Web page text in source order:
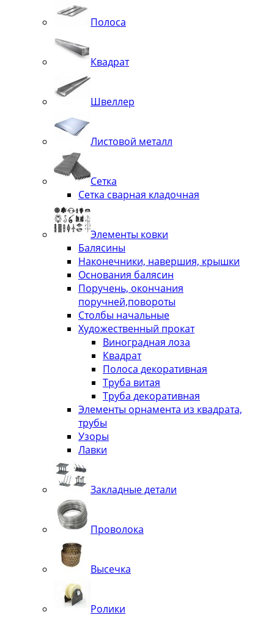
Полоса
Квадрат
Швеллер
Листовой металл
Сетка
Сетка сварная кладочная
Элементы ковки
Балясины
Наконечники, навершия, крышки
Основания балясин
Поручень, окончания
поручней,повороты
Столбы начальные
Художественный прокат
Виноградная лоза
Квадрат
Полоса декоративная
Труба витая
Труба декоративная
Элементы орнамента из квадрата,
трубы
Узоры
Лавки
Закладные детали
Проволока
Высечка
Ролики